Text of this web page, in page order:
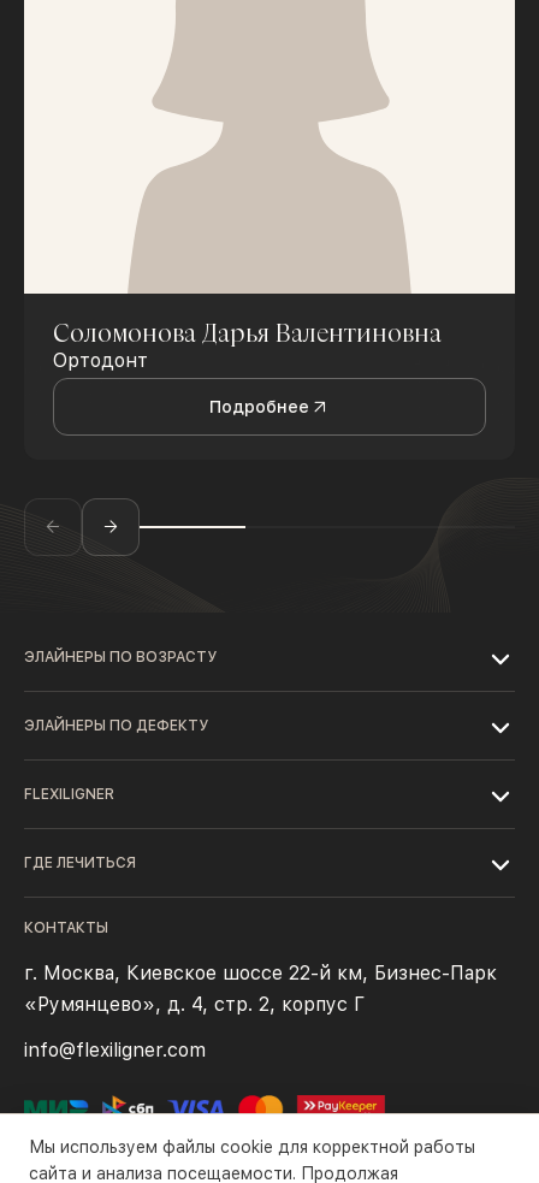
Соломонова Дарья Валентиновна
Ортодонт
Подробнее
ЭЛАЙНЕРЫ ПО ВОЗРАСТУ
ЭЛАЙНЕРЫ ПО ДЕФЕКТУ
FLEXILIGNER
ГДЕ ЛЕЧИТЬСЯ
КОНТАКТЫ
г. Москва, Киевское шоссе 22-й км, Бизнес-Парк
«Румянцево», д. 4, стр. 2, корпус Г
info@flexiligner.com
Мы используем файлы cookie для корректной работы
сайта и анализа посещаемости. Продолжая